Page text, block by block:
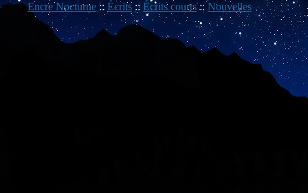
Encre Nocturne :: Écrits ::Écrits courts:: Nouvelles